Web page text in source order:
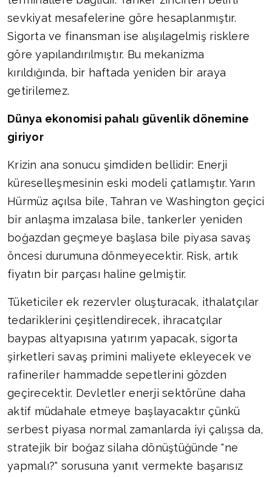
sevkiyat mesafelerine göre hesaplanmıştır.
Sigorta ve finansman ise alışılagelmiş risklere
göre yapılandırılmıştır. Bu mekanizma
kırıldığında, bir haftada yeniden bir araya
getirilemez.
Dünya ekonomisi pahalı güvenlik dönemine
giriyor
Krizin ana sonucu şimdiden bellidir: Enerji
küreselleşmesinin eski modeli çatlamıştır. Yarın
Hürmüz açılsa bile, Tahran ve Washington geçici
bir anlaşma imzalasa bile, tankerler yeniden
boğazdan geçmeye başlasa bile piyasa savaş
öncesi durumuna dönmeyecektir. Risk, artık
fiyatın bir parçası haline gelmiştir.
Tüketiciler ek rezervler oluşturacak, ithalatçılar
tedariklerini çeşitlendirecek, ihracatçılar
baypas altyapısına yatırım yapacak, sigorta
şirketleri savaş primini maliyete ekleyecek ve
rafineriler hammadde sepetlerini gözden
geçirecektir. Devletler enerji sektörüne daha
aktif müdahale etmeye başlayacaktır çünkü
serbest piyasa normal zamanlarda iyi çalışsa da,
stratejik bir boğaz silaha dönüştüğünde "ne
yapmalı?" sorusuna yanıt vermekte başarısız